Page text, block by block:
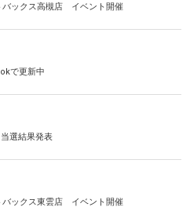
ックス高槻店 イベント開催
で更新中
選結果発表
ックス東雲店 イベント開催